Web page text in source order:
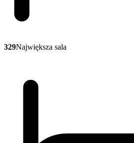
329Największa sala